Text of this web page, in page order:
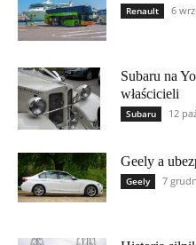
Renault 6
Subaru na
właścicieli
Subaru 12
Geely a
Geely 7